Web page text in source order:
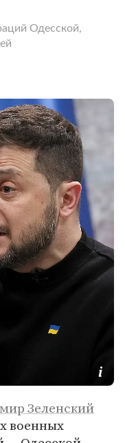
Одесской,
Зеленский
военных